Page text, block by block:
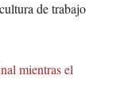
de trabajo
mientras el